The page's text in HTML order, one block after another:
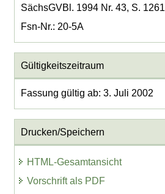
SächsGVBl. 1994 Nr. 43, S. 1261
Fsn-Nr.: 20-5A
Gültigkeitszeitraum
Fassung gültig ab: 3. Juli 2002
Drucken/Speichern
HTML-Gesamtansicht
Vorschrift als PDF